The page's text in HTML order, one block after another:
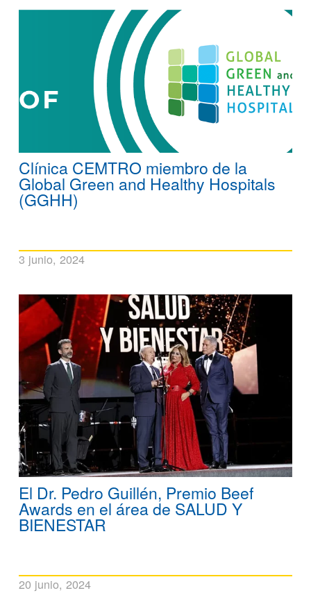
Clínica CEMTRO miembro de la
Global Green and Healthy Hospitals
(GGHH)
3 junio, 2024
El Dr. Pedro Guillén, Premio Beef
Awards en el área de SALUD Y
BIENESTAR
20 junio, 2024